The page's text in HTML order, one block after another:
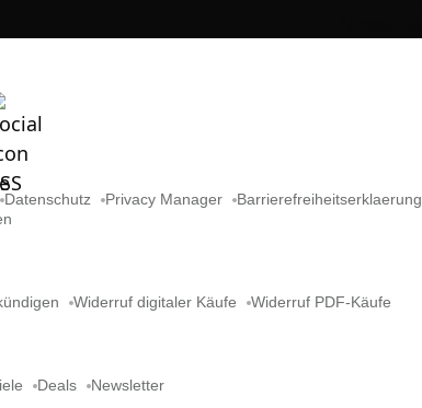
Datenschutz Privacy Manager Barrierefreiheitserklaerung
Widerruf digitaler Käufe Widerruf PDF-Käufe
Deals Newsletter